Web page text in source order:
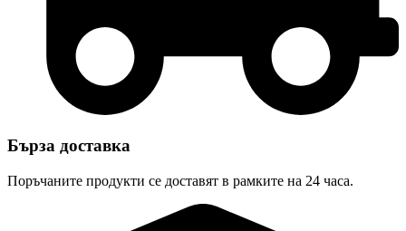
Бърза доставка
Поръчаните продукти се доставят в рамките на 24 часа.